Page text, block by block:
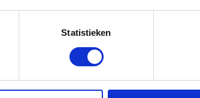
Statistieken